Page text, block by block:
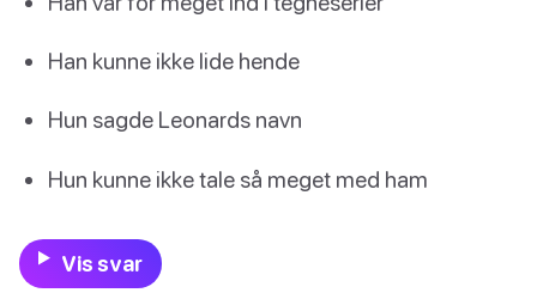
Han kunne ikke lide hende
Hun sagde Leonards navn
Hun kunne ikke tale så meget med ham
Vis svar